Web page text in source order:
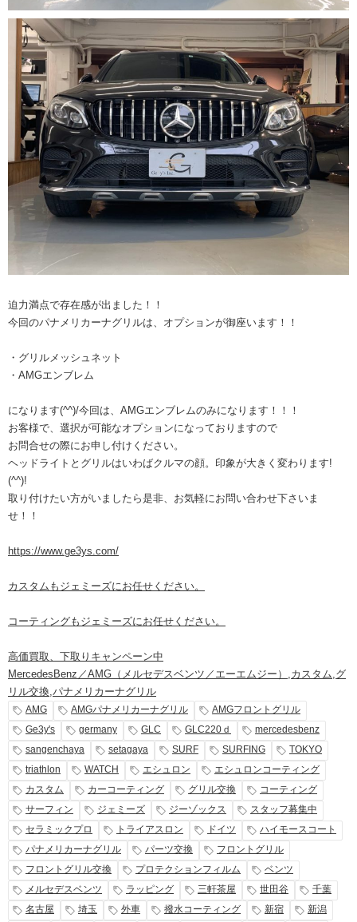
迫力満点で存在感が出ました！！
今回のパナメリカーナグリルは、オプションが御座います！！
・グリルメッシュネット
・AMGエンブレム
になります(^^)/今回は、AMGエンブレムのみになります！！！
お客様で、選択が可能なオプションになっておりますので
お問合せの際にお申し付けください。
ヘッドライトとグリルはいわばクルマの顔。印象が大きく変わります!
(^^)!
取り付けたい方がいましたら是非、お気軽にお問い合わせ下さいま
せ！！
https://www.ge3ys.com/
カスタムもジェミーズにお任せください。
コーティングもジェミーズにお任せください。
高価買取、下取りキャンペーン中
MercedesBenz／AMG（メルセデスベンツ／エーエムジー） ,カスタム,グ
リル交換,パナメリカーナグリル
AMG AMGパナメリカーナグリル
AMGフロントグリル
Ge3y's
germany GLC GLC220ｄ
mercedesbenz
sangenchaya
setagaya SURF SURFING
TOKYO
triathlon
WATCH エシュロン
エシュロンコーティング
カスタム
カーコーティング グリル交換
コーティング
サーフィン
ジェミーズ ジーゾックス
スタッフ募集中
セラミックプロ
トライアスロン ドイツ
ハイモースコート
パナメリカーナグリル
パーツ交換
フロントグリル
フロントグリル交換
プロテクションフィルム
ベンツ
メルセデスベンツ
ラッピング 三軒茶屋 世田谷
千葉
名古屋
埼玉 外車 撥水コーティング 新宿 新潟